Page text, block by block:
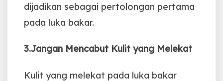
dijadikan sebagai pertolongan pertama
pada luka bakar.
3.Jangan Mencabut Kulit yang Melekat
Kulit yang melekat pada luka bakar